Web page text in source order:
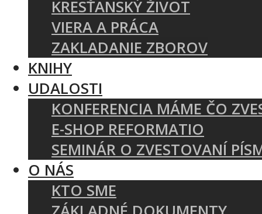
KRESŤANSKÝ ŽIVOT
VIERA A PRÁCA
ZAKLADANIE ZBOROV
KNIHY
UDALOSTI
KONFERENCIA MÁME ČO
E-SHOP REFORMATIO
SEMINÁR O ZVESTOVANÍ
O NÁS
KTO SME